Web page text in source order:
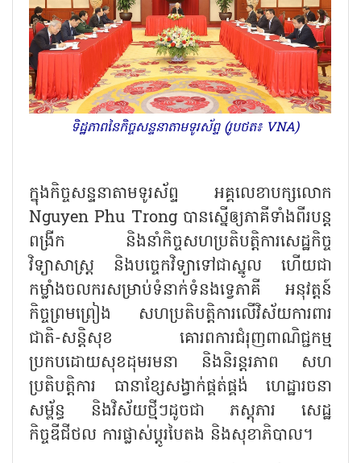
ទិដ្ឋភាពនៃកិច្ចសន្ទនាតាមទូរស័ព្ទ (រូបថត៖ VNA)
ក្នុងកិច្ចសន្ទនាតាមទូរស័ព្ទ អគ្គលេខាបក្សលោក
Nguyen Phu Trong បានស្នើឲ្យភាគីទាំងពីរបន្ត
ពង្រីក និងនាំកិច្ចសហប្រតិបត្តិការសេដ្ឋកិច្ច
វិទ្យាសាស្ត្រ និងបច្ចេកវិទ្យាទៅជាស្នូល ហើយជា
កម្លាំងចលករសម្រាប់ទំនាក់ទំនងទ្វេភាគី អនុវត្តន៍
កិច្ចព្រមព្រៀង សហប្រតិបត្តិការលើវិស័យការពារ
ជាតិ-សន្តិសុខ គោរពការជំរុញពាណិជ្ជកម្ម
ប្រកបដោយសុខដុមរមនា និងនិរន្តរភាព សហ
ប្រតិបត្តិការ ធានាខ្សែសង្វាក់ផ្គត់ផ្គង់ ហេដ្ឋារចនា
សម្ព័ន្ធ និងវិស័យថ្មីៗដូចជា ភស្តុភារ សេដ្ឋ
កិច្ចឌីជីថល ការផ្លាស់ប្តូរបៃតង និងសុខាភិបាល។